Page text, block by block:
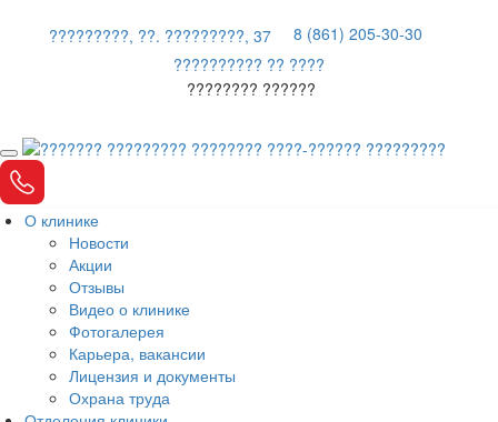
?????????, ??. ?????????, 37
8 (861) 205-30-30
?????????? ?? ????
???????? ??????
О клинике
Новости
Акции
Отзывы
Видео о клинике
Фотогалерея
Карьера, вакансии
Лицензия и документы
Охрана труда